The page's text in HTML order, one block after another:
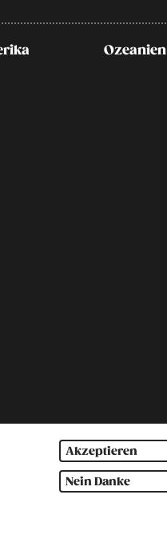
Akzeptieren
Nein Danke
Ozeanien